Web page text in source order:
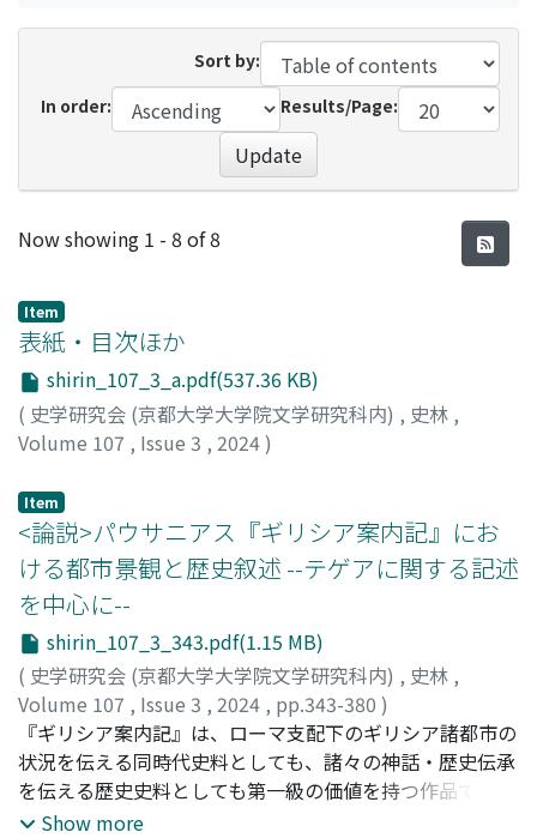
Sort by:
In order:
Results/Page:
Update
Recent Submissions
Now showing 1 - 8 of 8
Item
表紙・目次ほか
shirin_107_3_a.pdf(537.36 KB)
( 史学研究会 (京都大学大学院文学研究科内) , 史林 ,
Volume 107 , Issue 3 , 2024)
Item
<論説>パウサニアス『ギリシア案内記』にお
ける都市景観と歴史叙述 --テゲアに関する記述
を中心に--
shirin_107_3_343.pdf(1.15 MB)
( 史学研究会 (京都大学大学院文学研究科内) , 史林 ,
Volume 107 , Issue 3 , 2024 , pp.343-380 )
大野, 普希;ONO, Fuki
『ギリシア案内記』は、ローマ支配下のギリシア諸都市の
状況を伝える同時代史料としても、諸々の神話・歴史伝承
を伝える歴史史料としても第一級の価値を持つ作品であ
る。この作品の際立った特徴は、時系列に沿った歴史叙述
Show more